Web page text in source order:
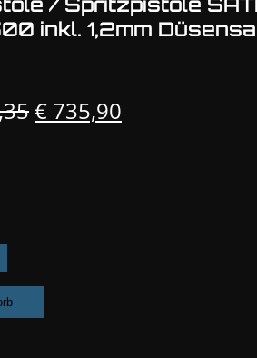
inkl. 1,2mm
Ursprünglicher
€ 735,90